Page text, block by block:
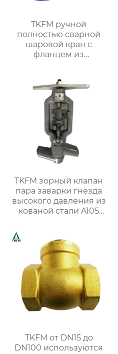
TKFM ручной
полностью сварной
шаровой кран с
фланцем из
отопления
TKFM зорный клапан
пара заварки гнезда
высокого давления из
кованой стали A105
TKFM от DN15 до
DN100 используются